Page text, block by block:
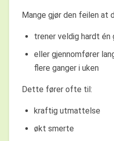
Mange gjør den feilen at
trener veldig hardt én
eller gjennomfører
flere ganger i uken
Dette fører ofte til:
kraftig utmattelse
økt smerte